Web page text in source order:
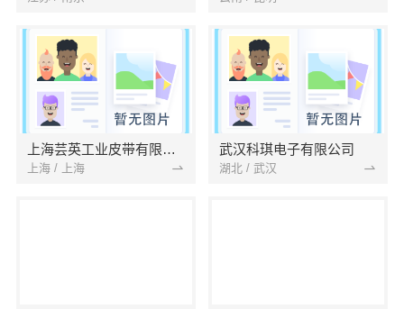
上海芸英工业皮带有限公司
上海 / 上海
武汉科琪电子有限公司
湖北 / 武汉